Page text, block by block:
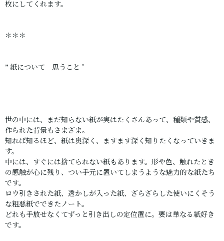
枚にしてくれます。
＊＊＊
” 紙について 思うこと "
世の中には、まだ知らない紙が実はたくさんあって、種類や質感、
作られた背景もさまざま。
知れば知るほど、紙は奥深く、ますます深く知りたくなっていきま
す。
中には、すぐには捨てられない紙もあります。形や色、触れたとき
の感触が心に残り、つい手元に置いてしまうような魅力的な紙たち
です。
ロウ引きされた紙、透かしが入った紙、ざらざらした使いにくそう
な粗悪紙でできたノート。
どれも手放せなくてずっと引き出しの定位置に。要は単なる紙好き
です。